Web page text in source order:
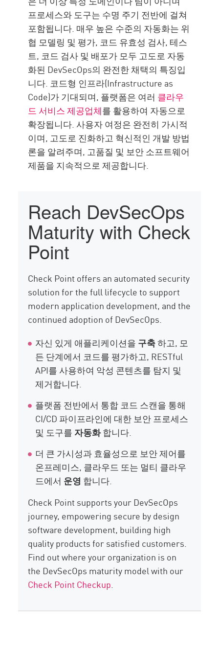
프로세스와 도구는 수명 주기 전반에 걸쳐
포함됩니다. 매우 높은 수준의 자동화는 위
협 모델링 및 평가, 코드 유효성 검사, 테스
트, 코드 검사 및 배포가 모두 고도로 자동
화된 DevSecOps의 완전한 채택의 특징입
니다. 코드형 인프라(Infrastructure as
Code)가 기대되며, 플랫폼은 여러 클라우
드 서비스 제공업체를 활용하여 자동으로
확장됩니다. 사용자 여정은 완전히 가시적
이며, 고도로 진화하고 혁신적인 개발 방법
론을 알려주며, 고품질 및 보안 소프트웨어
제품을 지속적으로 제공합니다.
Reach DevSecOps
Maturity with Check
Point
Check Point offers an automated security
solution for the full lifecycle to support
modern application development, and the
continued adoption of DevSecOps.
자신 있게 애플리케이션을 구축하고, 모
든 단계에서 코드를 평가하고, RESTful
API를 사용하여 악성 콘텐츠를 탐지 및
제거합니다.
플랫폼 전반에서 통합 코드 스캔을 통해
CI/CD 파이프라인에 대한 보안 프로세스
및 도구를 자동화합니다.
더 큰 가시성과 효율성으로 보안 제어를
온프레미스, 클라우드 또는 멀티 클라우
드에서 운영 합니다.
Check Point supports your DevSecOps
journey, empowering secure by design
software development, building high
quality products for satisfied customers.
Find out where your organization is on
the DevSecOps maturity model with our
Check Point Checkup.